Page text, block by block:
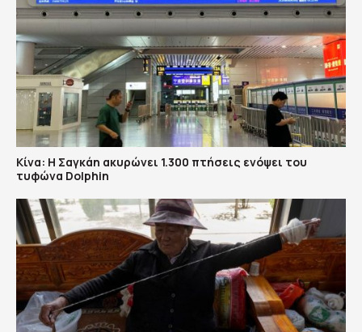
Κίνα: Η Σαγκάη ακυρώνει 1.300 πτήσεις ενόψει του
τυφώνα Dolphin